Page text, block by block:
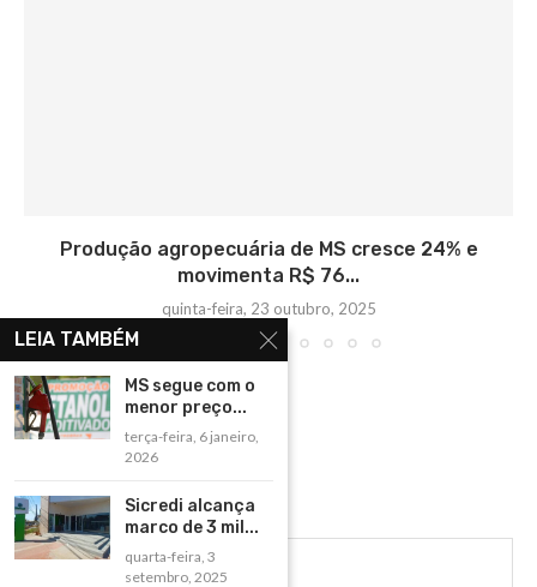
Produção agropecuária de MS cresce 24% e
movimenta R$ 76...
quinta-feira, 23 outubro, 2025
LEIA TAMBÉM
MS segue com o
menor preço...
terça-feira, 6 janeiro,
2026
Sicredi alcança
marco de 3 mil...
quarta-feira, 3
setembro, 2025